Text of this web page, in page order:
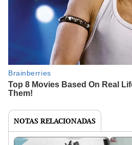
NOTAS RELACIONADAS